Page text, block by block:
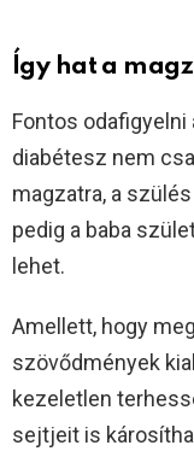
Így hat a
Fontos
diabétesz nem
magzatra, a
pedig a baba
lehet.
Amellett, hogy
szövődmények
kezeletlen
sejtjeit is